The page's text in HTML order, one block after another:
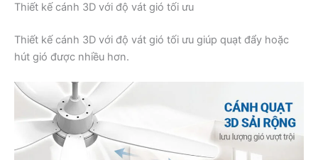
Thiết kế cánh 3D với độ vát gió tối ưu
Thiết kế cánh 3D với độ vát gió tối ưu giúp quạt đẩy hoặc
hút gió được nhiều hơn.